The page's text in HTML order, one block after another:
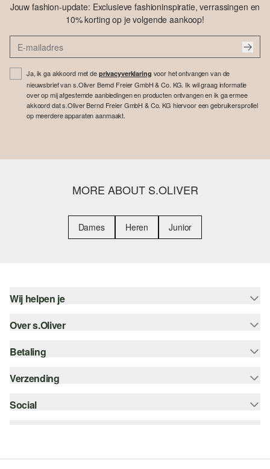
Jouw fashion-update: Exclusieve fashioninspiratie, verrassingen en
10% korting op je volgende aankoop!
Ja, ik ga akkoord met de privacyverklaring voor het ontvangen van de
nieuwsbrief van s.Oliver Bernd Freier GmbH & Co. KG. Ik wil graag informatie
over op mij afgestemde aanbiedingen en producten ontvangen en ik ga ermee
akkoord dat s.Oliver Bernd Freier GmbH & Co. KG hiervoor een gebruikersprofiel
op meerdere apparaten aanmaakt.
MORE ABOUT S.OLIVER
Dames Heren Junior
Wij helpen je
Help - FAQ
Maattabel
Top categorieën
Over s.Oliver
Nieuwsbrief
s.Oliver Card
Duurzaamheid
Betaling
Koop op rekening
Creditcard
Bancontact
Verzending
bpost
Social